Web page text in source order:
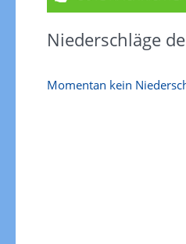
Niederschläge
Momentan kein